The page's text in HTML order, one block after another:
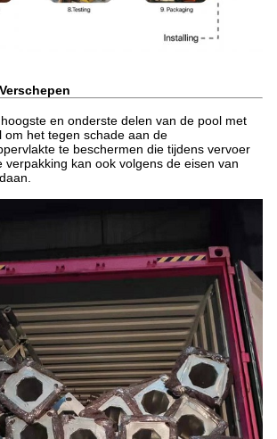
en onderste delen van de pool met
om het tegen schade aan de
te beschermen die tijdens vervoer
verpakking kan ook volgens de eisen van